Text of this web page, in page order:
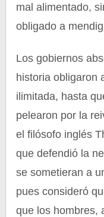
mal alimentado,
obligado a
Los gobiernos
historia obligaron
ilimitada, hasta
pelearon por la
el filósofo inglés
que defendió la
se sometieran a
pues consideró
que los hombres,